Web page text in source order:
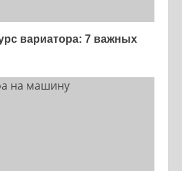
вариатора: 7 важных